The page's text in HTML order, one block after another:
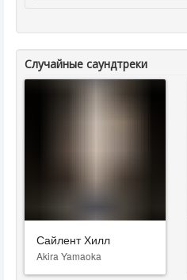
Случайные саундтреки
Сайлент Хилл
Akira Yamaoka